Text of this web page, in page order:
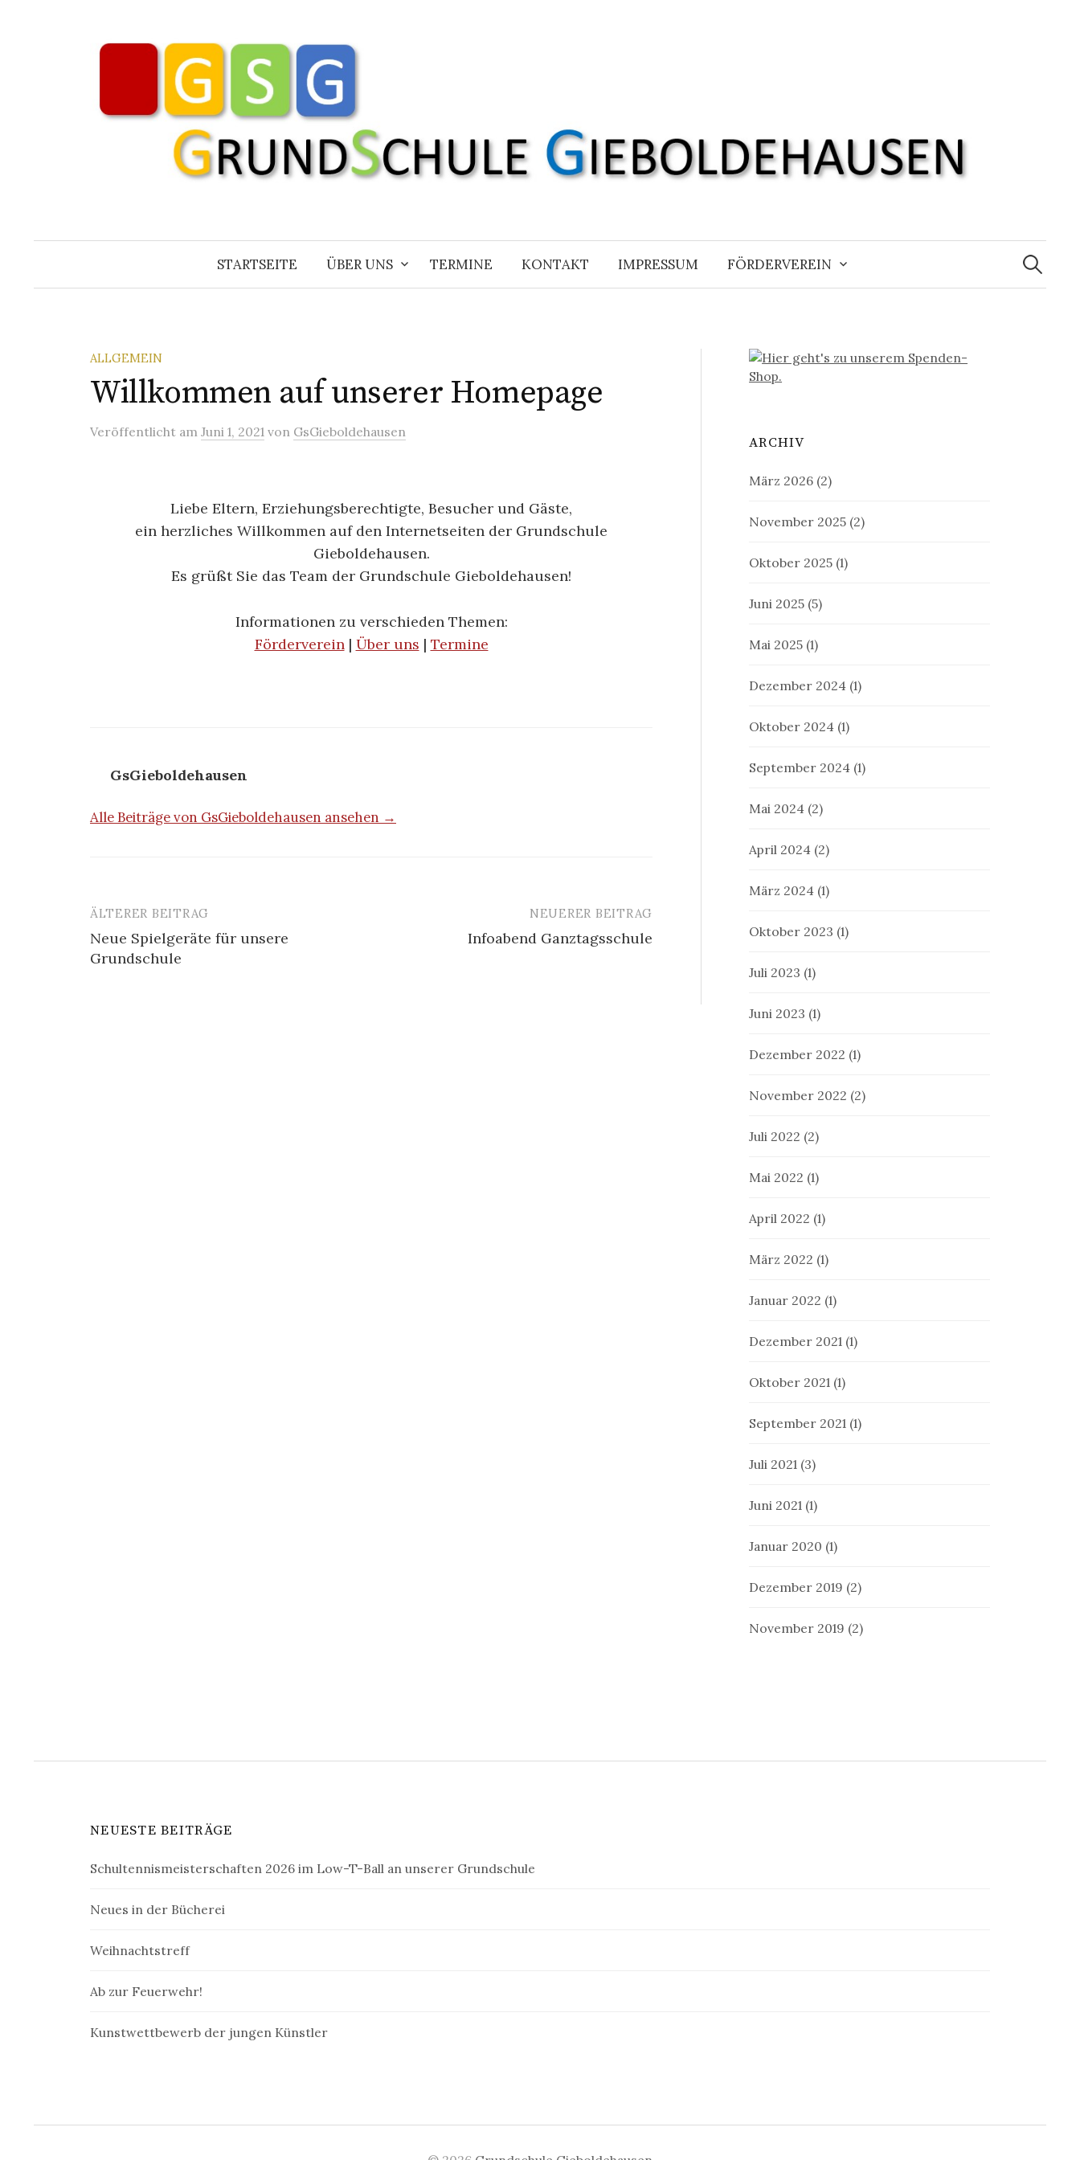
STARTSEITE ÜBER UNS TERMINE KONTAKT IMPRESSUM FÖRDERVEREIN
Suchen
nach:
ALLGEMEIN
Willkommen auf unserer Homepage
Veröffentlicht am Juni 1, 2021 von GsGieboldehausen
Liebe Eltern, Erziehungsberechtigte, Besucher und Gäste,
ein herzliches Willkommen auf den Internetseiten der Grundschule
Gieboldehausen.
Es grüßt Sie das Team der Grundschule Gieboldehausen!
Informationen zu verschieden Themen:
Förderverein| Über uns | Termine
GsGieboldehausen
Alle Beiträge von GsGieboldehausen ansehen →
Beitrags-
Navigation
ÄLTERER BEITRAG
Neue Spielgeräte für unsere
Grundschule
NEUERER BEITRAG
Infoabend Ganztagsschule
ARCHIV
März 2026 (2)
November 2025 (2)
Oktober 2025 (1)
Juni 2025 (5)
Mai 2025 (1)
Dezember 2024 (1)
Oktober 2024 (1)
September 2024 (1)
Mai 2024 (2)
April 2024 (2)
März 2024 (1)
Oktober 2023 (1)
Juli 2023 (1)
Juni 2023 (1)
Dezember 2022 (1)
November 2022 (2)
Juli 2022 (2)
Mai 2022 (1)
April 2022 (1)
März 2022 (1)
Januar 2022 (1)
Dezember 2021 (1)
Oktober 2021 (1)
September 2021 (1)
Juli 2021 (3)
Juni 2021 (1)
Januar 2020 (1)
Dezember 2019 (2)
November 2019 (2)
NEUESTE BEITRÄGE
Schultennismeisterschaften 2026 im Low-T-Ball an unserer Grundschule
Neues in der Bücherei
Weihnachtstreff
Ab zur Feuerwehr!
Kunstwettbewerb der jungen Künstler